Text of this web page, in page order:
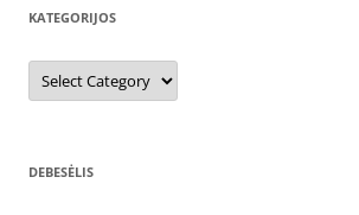
KATEGORIJOS
Kategorijos
DEBESĖLIS